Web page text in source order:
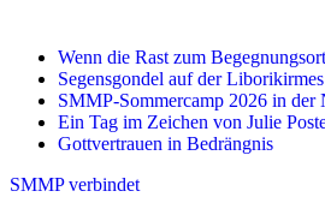
Wenn die Rast zum
Segensgondel auf der Liborikirmes
SMMP-Sommercamp 2026 in der
Ein Tag im Zeichen von Julie
Gottvertrauen in Bedrängnis
SMMP verbindet